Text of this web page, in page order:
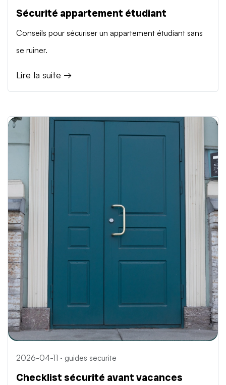
Sécurité appartement étudiant
Conseils pour sécuriser un appartement étudiant sans
se ruiner.
Lire la suite →
2026-04-11 · guides securite
Checklist sécurité avant vacances